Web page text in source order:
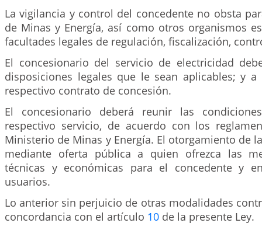
La vigilancia y control del concedente no obsta
de Minas y Energía, así como otros organismos
facultades legales de regulación, fiscalización,
El concesionario del servicio de electricidad
disposiciones legales que le sean aplicables; y
respectivo contrato de concesión.
El concesionario deberá reunir las
respectivo servicio, de acuerdo con los
Ministerio de Minas y Energía. El otorgamiento de
mediante oferta pública a quien ofrezca las
técnicas y económicas para el concedente y
usuarios.
Lo anterior sin perjuicio de otras modalidades
concordancia con el artículo 10 de la presente Ley.